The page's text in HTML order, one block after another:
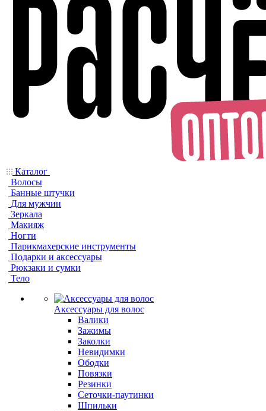
Каталог
Волосы
Банные штучки
Для мужчин
Зеркала
Макияж
Ногти
Парикмахерские инструменты
Подарки и аксессуары
Рюкзаки и сумки
Тело
Аксессуары для волос
Валики
Зажимы
Заколки
Невидимки
Ободки
Повязки
Резинки
Сеточки-паутинки
Шпильки